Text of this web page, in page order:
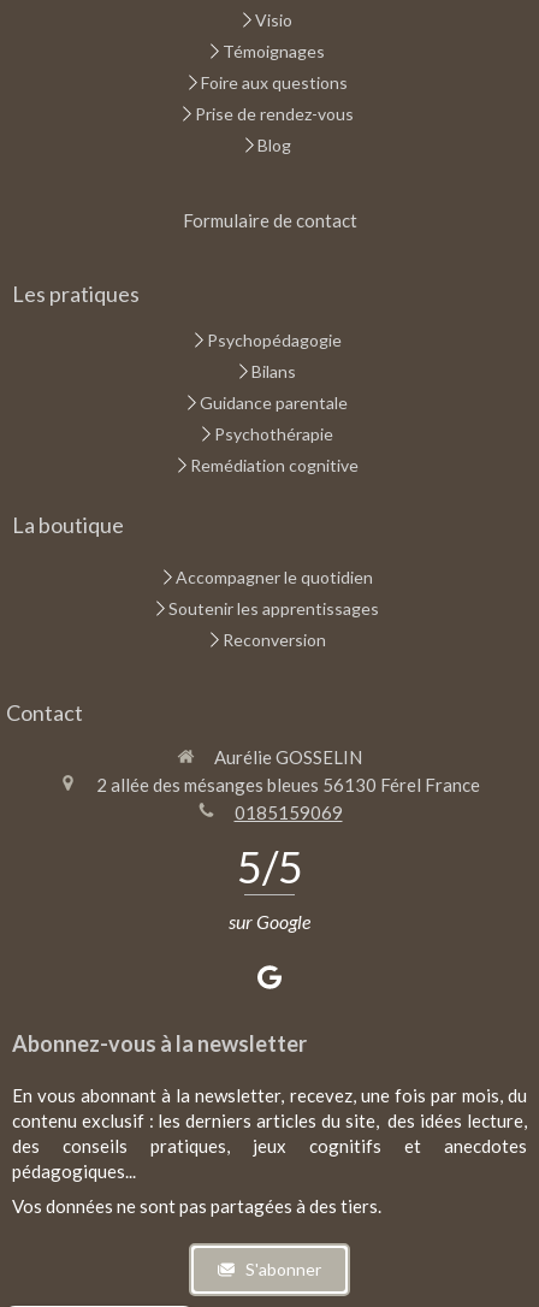
Visio
Témoignages
Foire aux questions
Prise de rendez-vous
Blog
Formulaire de contact
Les pratiques
Psychopédagogie
Bilans
Guidance parentale
Psychothérapie
Remédiation cognitive
La boutique
Accompagner le quotidien
Soutenir les apprentissages
Reconversion
Contact
Aurélie GOSSELIN
2 allée des mésanges bleues 56130 Férel France
0185159069
5/5
sur Google
Abonnez-vous à la newsletter
En vous abonnant à la newsletter, recevez, une fois par mois, du
contenu exclusif : les derniers articles du site, des idées lecture,
des conseils pratiques, jeux cognitifs et anecdotes
pédagogiques...
Vos données ne sont pas partagées à des tiers.
S'abonner